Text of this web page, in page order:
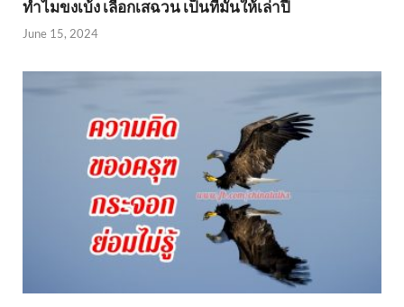
ทำไมขงเบ้ง เลือกเสฉวน เป็นที่มั่นให้เล่าปี่
June 15, 2024